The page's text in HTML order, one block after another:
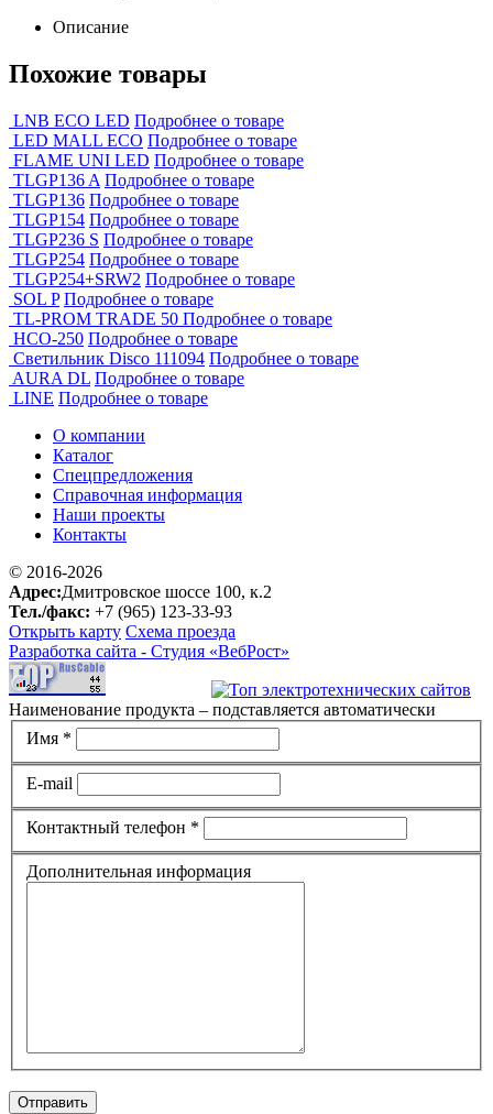
Описание
Похожие товары
LNB ECO LED Подробнее о товаре
LED MALL ECO Подробнее о товаре
FLAME UNI LED Подробнее о товаре
TLGP136 A Подробнее о товаре
TLGP136 Подробнее о товаре
TLGP154 Подробнее о товаре
TLGP236 S Подробнее о товаре
TLGP254 Подробнее о товаре
TLGP254+SRW2 Подробнее о товаре
SOL P Подробнее о товаре
TL-PROM TRADE 50 Подробнее о товаре
НСО-250 Подробнее о товаре
Светильник Disco 111094 Подробнее о товаре
AURA DL Подробнее о товаре
LINE Подробнее о товаре
О компании
Каталог
Спецпредложения
Справочная информация
Наши проекты
Контакты
© 2016-2026
Адрес:Дмитровское шоссе 100, к.2
Тел./факс: +7 (965) 123-33-93
Открыть карту Схема проезда
Разработка сайта - Студия «ВебРост»
Наименование продукта – подставляется автоматически
Имя *
E-mail
Контактный телефон *
Дополнительная информация
Отправить